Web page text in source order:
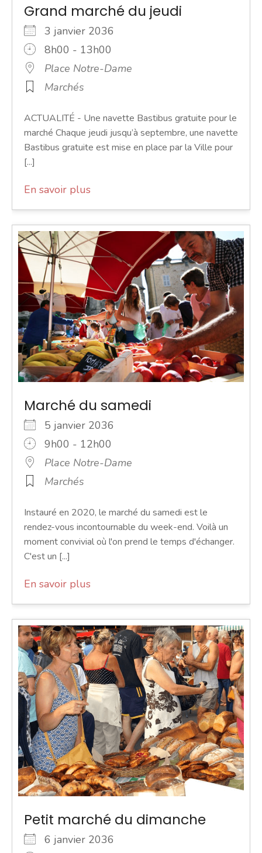
Grand marché du jeudi
3 janvier 2036
8h00 - 13h00
Place Notre-Dame
Marchés
ACTUALITÉ - Une navette Bastibus gratuite pour le
marché Chaque jeudi jusqu’à septembre, une navette
Bastibus gratuite est mise en place par la Ville pour
[...]
En savoir plus
Marché du samedi
5 janvier 2036
9h00 - 12h00
Place Notre-Dame
Marchés
Instauré en 2020, le marché du samedi est le
rendez-vous incontournable du week-end. Voilà un
moment convivial où l'on prend le temps d'échanger.
C'est un [...]
En savoir plus
Petit marché du dimanche
6 janvier 2036